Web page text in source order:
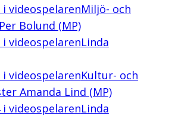
i videospelarenMiljö- och
Bolund (MP)
i videospelarenLinda
i videospelarenKultur- och
Amanda Lind (MP)
i videospelarenLinda